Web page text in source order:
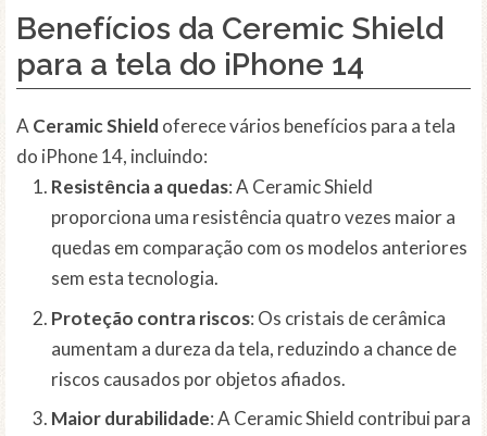
Benefícios da Ceremic Shield
para a tela do iPhone 14
ACeramic Shield oferece vários benefícios para a tela
do iPhone 14, incluindo:
Resistência a quedas: A Ceramic Shield
proporciona uma resistência quatro vezes maior a
quedas em comparação com os modelos anteriores
sem esta tecnologia.
Proteção contra riscos: Os cristais de cerâmica
aumentam a dureza da tela, reduzindo a chance de
riscos causados por objetos afiados.
Maior durabilidade: A Ceramic Shield contribui para